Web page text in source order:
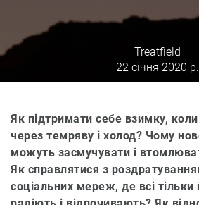
Публікації
UAENRU
Treatfield
22 січня 2020 р.
Як підтримати себе взимку,
через темряву і холод? Чому
можуть засмучувати і
Як справлятися з
соціальних мереж, де всі